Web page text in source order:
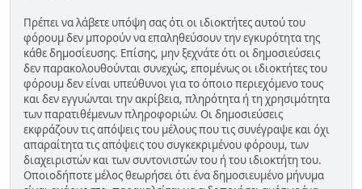
Πρέπει να λάβετε υπόψη σας ότι οι ιδιοκτήτες αυτού του
φόρουμ δεν μπορούν να επαληθεύσουν την εγκυρότητα της
κάθε δημοσίευσης. Επίσης, μην ξεχνάτε ότι οι δημοσιεύσεις
δεν παρακολουθούνται συνεχώς, επομένως οι ιδιοκτήτες του
φόρουμ δεν είναι υπεύθυνοι για το όποιο περιεχόμενο τους
και δεν εγγυώνται την ακρίβεια, πληρότητα ή τη χρησιμότητα
των παρατιθέμενων πληροφοριών. Οι δημοσιεύσεις
εκφράζουν τις απόψεις του μέλους που τις συνέγραψε και όχι
απαραίτητα τις απόψεις του συγκεκριμένου φόρουμ, των
διαχειριστών και των συντονιστών του ή του ιδιοκτήτη του.
Οποιοδήποτε μέλος θεωρήσει ότι ένα δημοσιευμένο μήνυμα